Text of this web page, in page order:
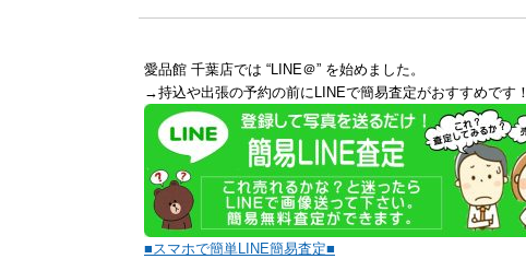
愛品館 千葉店では “LINE＠” を始めました。
→持込や出張の予約の前にLINEで簡易査定がおすすめです！
■ スマホで簡単LINE簡易査定■